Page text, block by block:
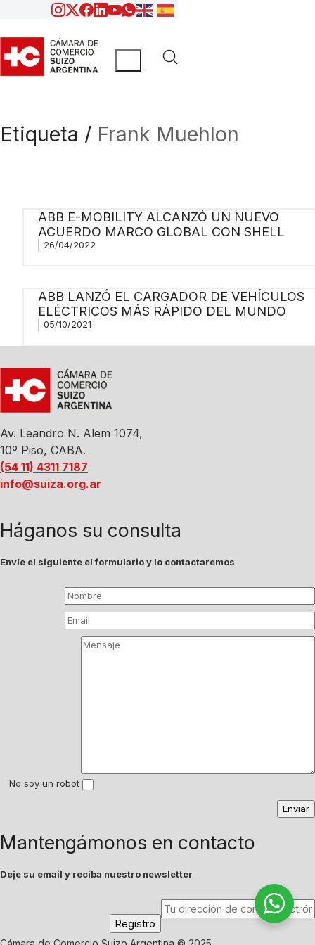
Etiqueta / Frank Muehlon
ABB E-MOBILITY ALCANZÓ UN NUEVO
ACUERDO MARCO GLOBAL CON SHELL
26/04/2022
ABB LANZÓ EL CARGADOR DE VEHÍCULOS
ELÉCTRICOS MÁS RÁPIDO DEL MUNDO
05/10/2021
Av. Leandro N. Alem 1074,
10º Piso, CABA.
(54 11) 4311 7187
info@suiza.org.ar
Háganos su consulta
Envíe el siguiente el formulario y lo contactaremos
No soy un robot
Mantengámonos en contacto
Deje su email y reciba nuestro newsletter